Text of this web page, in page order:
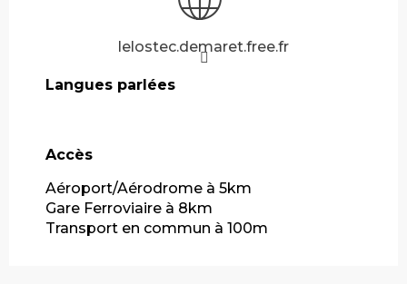
lelostec.demaret.free.fr
Langues parlées
Langues parlées
Accès
Accès
Aéroport/Aérodrome à 5km
Gare Ferroviaire à 8km
Transport en commun à 100m